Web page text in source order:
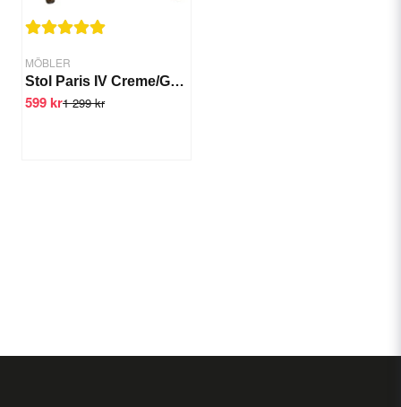
MÖBLER
Stol Paris IV Creme/Grön
1 299 kr
599 kr